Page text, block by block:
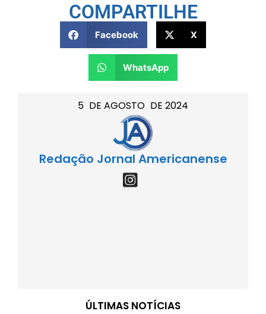
5 DE AGOSTO DE 2024
Redação Jornal Americanense
ÚLTIMAS NOTÍCIAS
COMPARTILHE
Facebook X
WhatsApp